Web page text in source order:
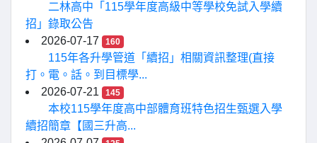
二林高中「115學年度高級中等學校免試入學續
招」錄取公告
2026-07-17
160
115年各升學管道「續招」相關資訊整理(直接
打。電。話。到目標學...
2026-07-21
145
本校115學年度高中部體育班特色招生甄選入學
續招簡章【國三升高...